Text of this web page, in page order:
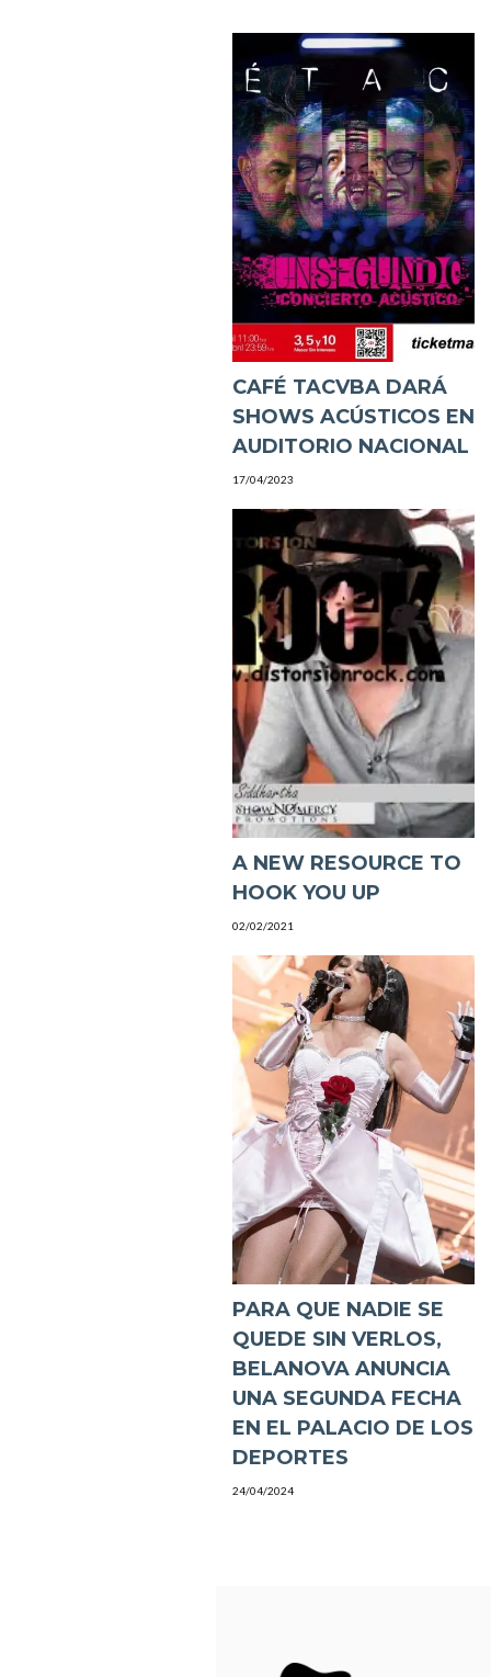
CAFÉ TACVBA DARÁ
SHOWS ACÚSTICOS EN
AUDITORIO NACIONAL
17/04/2023
A NEW RESOURCE TO
HOOK YOU UP
02/02/2021
PARA QUE NADIE SE
QUEDE SIN VERLOS,
BELANOVA ANUNCIA
UNA SEGUNDA FECHA
EN EL PALACIO DE LOS
DEPORTES
24/04/2024